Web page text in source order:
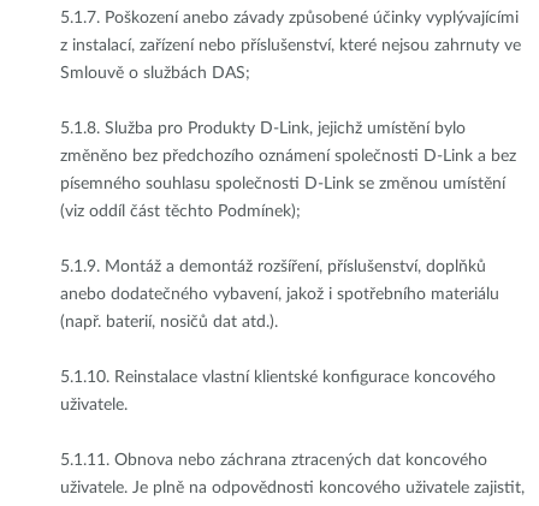
5.1.7. Poškození anebo závady způsobené účinky vyplývajícími
z instalací, zařízení nebo příslušenství, které nejsou zahrnuty ve
Smlouvě o službách DAS;
5.1.8. Služba pro Produkty D-Link, jejichž umístění bylo
změněno bez předchozího oznámení společnosti D-Link a bez
písemného souhlasu společnosti D-Link se změnou umístění
(viz oddíl část těchto Podmínek);
5.1.9. Montáž a demontáž rozšíření, příslušenství, doplňků
anebo dodatečného vybavení, jakož i spotřebního materiálu
(např. baterií, nosičů dat atd.).
5.1.10. Reinstalace vlastní klientské konfigurace koncového
uživatele.
5.1.11. Obnova nebo záchrana ztracených dat koncového
uživatele. Je plně na odpovědnosti koncového uživatele zajistit,